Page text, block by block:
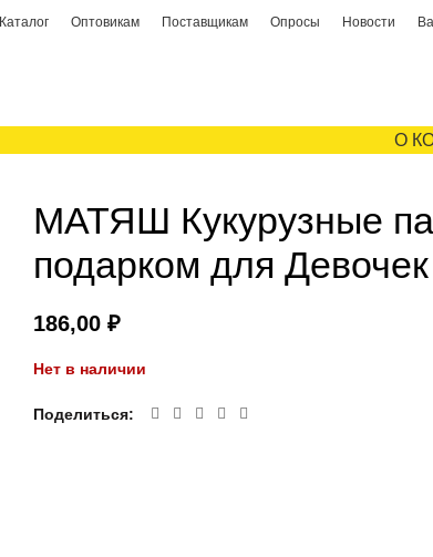
Каталог Оптовикам Поставщикам Опросы Новости
О
МАТЯШ Кукурузные
подарком для Девочек
₽
Нет в наличии
Поделиться